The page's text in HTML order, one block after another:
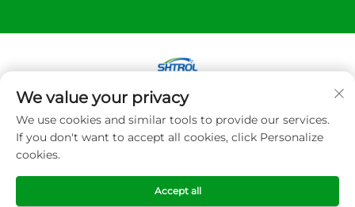
Copyright © 2025 Xuzhou Sanhe Automatic
Control Equipment Co., LTD. Alle Rechte
vorbehalten
We value your privacy
We use cookies and similar tools to provide our services.
If you don't want to accept all cookies, click Personalize
cookies.
Accept all